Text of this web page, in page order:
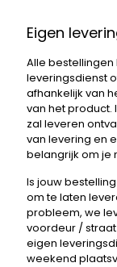
Eigen
Alle
leveringsdienst
afhankelijk van
van het product.
zal leveren
van levering en
belangrijk om je
Is jouw
om te laten
probleem, we
voordeur /
eigen
weekend